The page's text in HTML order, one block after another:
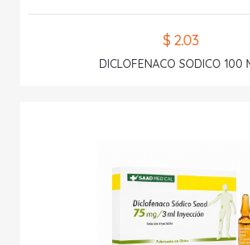
$ 2.03
DICLOFENACO SODICO 100